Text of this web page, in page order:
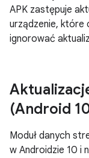
APK zastępuje
urządzenie, które
ignorować
(Android
Moduł danych
w Androidzie 10 i